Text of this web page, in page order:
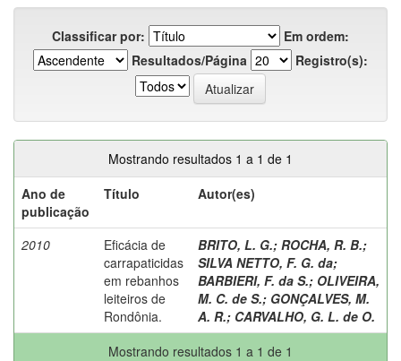
Classificar por:
Em ordem:
Resultados/Página
Registro(s):
Mostrando resultados 1 a 1 de 1
Ano de
publicação
Título Autor(es)
2010
Eficácia de
carrapaticidas
em rebanhos
leiteiros de
Rondônia.
BRITO, L. G.; ROCHA, R. B.;
SILVA NETTO, F. G. da;
BARBIERI, F. da S.; OLIVEIRA,
M. C. de S.; GONÇALVES, M.
A. R.; CARVALHO, G. L. de O.
Mostrando resultados 1 a 1 de 1